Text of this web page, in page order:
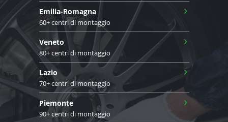
Emilia-Romagna
60+ centri di montaggio
›
Veneto
80+ centri di montaggio
›
Lazio
70+ centri di montaggio
›
Piemonte
90+ centri di montaggio
›